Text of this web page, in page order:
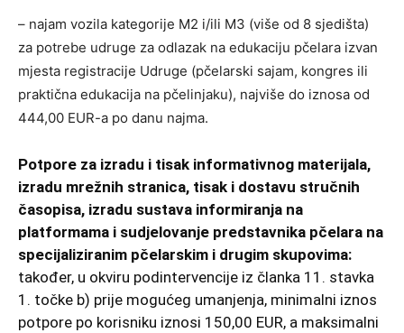
– najam vozila kategorije M2 i/ili M3 (više od 8 sjedišta)
za potrebe udruge za odlazak na edukaciju pčelara izvan
mjesta registracije Udruge (pčelarski sajam, kongres ili
praktična edukacija na pčelinjaku), najviše do iznosa od
444,00 EUR-a po danu najma.
Potpore za izradu i tisak informativnog materijala,
izradu mrežnih stranica, tisak i dostavu stručnih
časopisa, izradu sustava informiranja na
platformama i sudjelovanje predstavnika pčelara na
specijaliziranim pčelarskim i drugim skupovima:
također, u okviru podintervencije iz članka 11. stavka
1. točke b) prije mogućeg umanjenja, minimalni iznos
potpore po korisniku iznosi 150,00 EUR, a maksimalni